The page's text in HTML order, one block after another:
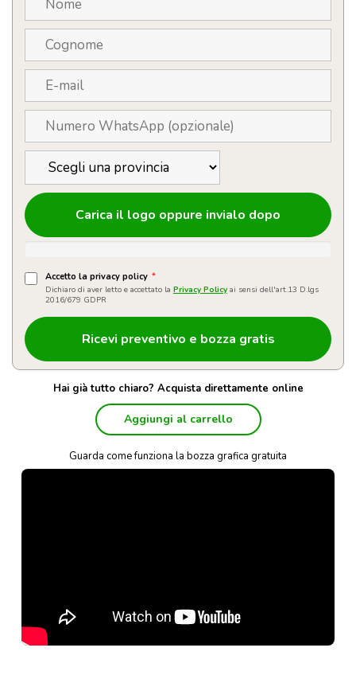
Carica il logo oppure invialo dopo
Accetto la privacy policy *
Dichiaro di aver letto e accettato la Privacy Policy ai sensi dell'art.13 D.lgs
2016/679 GDPR
Hai già tutto chiaro? Acquista direttamente online
Aggiungi al carrello
Guarda come funziona la bozza grafica gratuita